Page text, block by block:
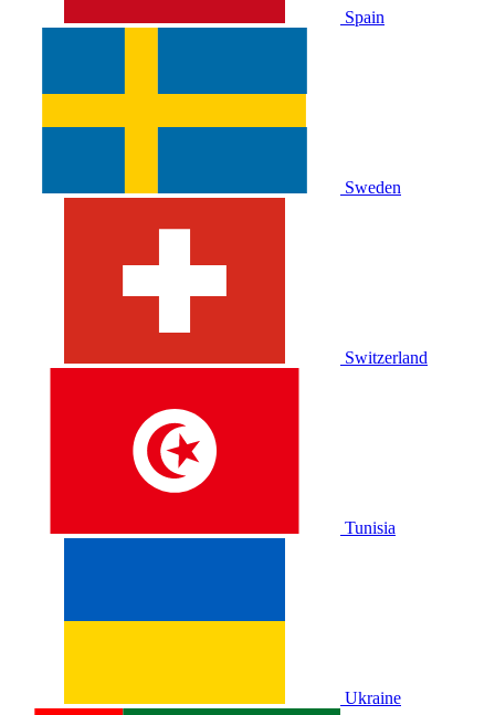
Spain
Sweden
Switzerland
Tunisia
Ukraine